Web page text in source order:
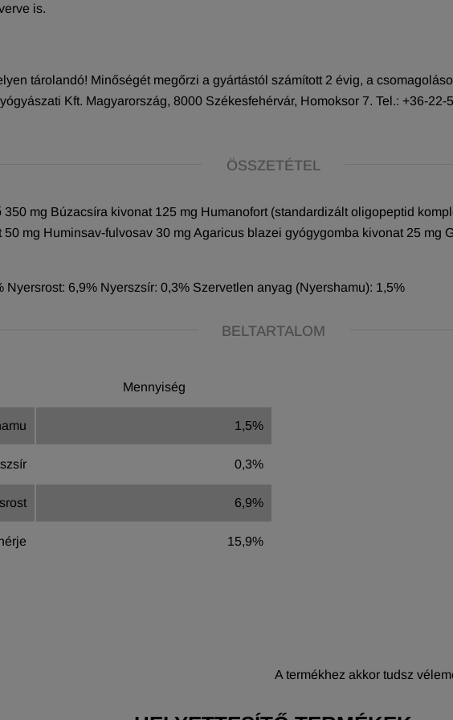
is.
tárolandó! Minőségét megőrzi a gyártástól számított 2 évig, a
Kft. Magyarország, 8000 Székesfehérvár, Homoksor 7. Tel.: +36-
ÖSSZETÉTEL
mg Búzacsíra kivonat 125 mg Humanofort (standardizált oligopeptid
mg Huminsav-fulvosav 30 mg Agaricus blazei gyógygomba kivonat 25 mg
6,9% Nyerszsír: 0,3% Szervetlen anyag (Nyershamu): 1,5%
BELTARTALOM
Mennyiség
1,5%
0,3%
6,9%
15,9%
A termékhez akkor tudsz